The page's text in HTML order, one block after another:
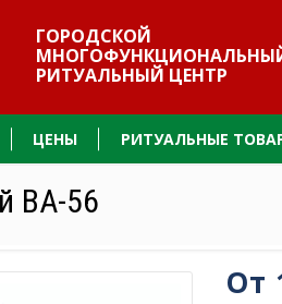
ГОРОДСКОЙ
РИТУАЛЬНЫЙ ЦЕНТР
ЦЕНЫ РИТУАЛЬНЫЕ
ВА-56
От